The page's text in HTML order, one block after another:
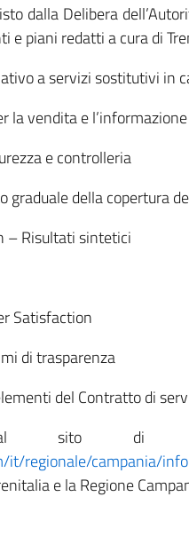
dalla Delibera
e piani redatti a cura di
a servizi sostitutivi in
la vendita e l’informazione
e controlleria
graduale della copertura
– Risultati sintetici
Satisfaction
di trasparenza
del Contratto di
sito di
it/regionale/campania/
e la Regione